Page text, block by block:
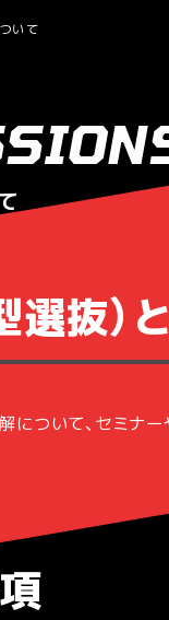
いて
選抜）
について、セミナ